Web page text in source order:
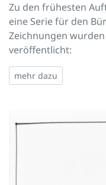
Zu den frühesten
eine Serie für den
Zeichnungen
veröffentlicht:
mehr dazu